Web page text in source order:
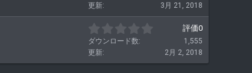
更新
3月 21, 2018
評価0
ダウンロード数
1,555
更新
2月 2, 2018